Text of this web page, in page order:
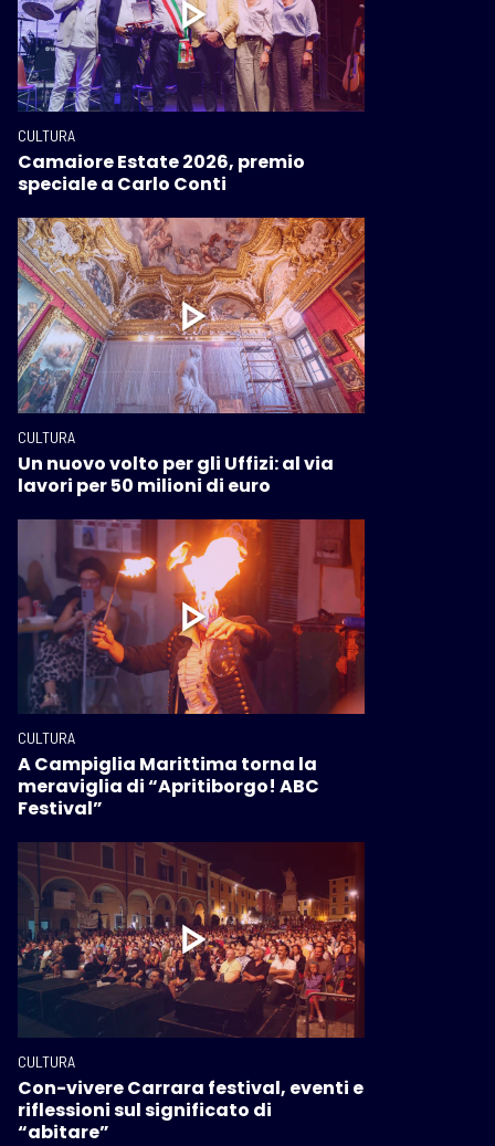
CULTURA
Camaiore Estate 2026, premio
speciale a Carlo Conti
CULTURA
Un nuovo volto per gli Uffizi: al via
lavori per 50 milioni di euro
CULTURA
A Campiglia Marittima torna la
meraviglia di “Apritiborgo! ABC
Festival”
CULTURA
Con-vivere Carrara festival, eventi e
riflessioni sul significato di
“abitare”